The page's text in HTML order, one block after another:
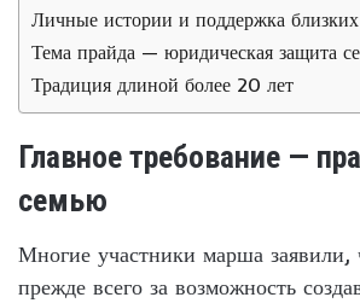
Личные истории и поддержка близких
Тема прайда — юридическая защита
Традиция длиной более 20 лет
Главное требование —
семью
Многие участники марша заявили,
прежде всего за возможность